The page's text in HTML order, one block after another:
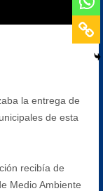
la entrega de
de esta
recibía de
Medio Ambiente